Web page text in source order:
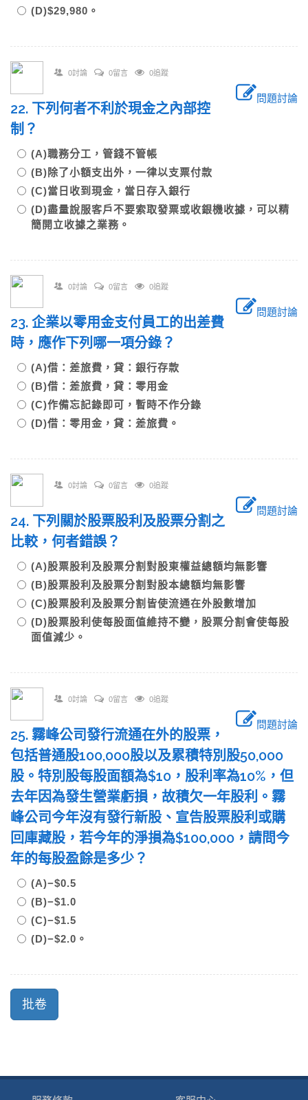
(D)$29,980。
0討論 0留言 0追蹤
問題討論
22. 下列何者不利於現金之內部控
制？
(A)職務分工，管錢不管帳
(B)除了小額支出外，一律以支票付款
(C)當日收到現金，當日存入銀行
(D)盡量說服客戶不要索取發票或收銀機收據，可以精
簡開立收據之業務。
0討論 0留言 0追蹤
問題討論
23. 企業以零用金支付員工的出差費
時，應作下列哪一項分錄？
(A)借：差旅費，貸：銀行存款
(B)借：差旅費，貸：零用金
(C)作備忘記錄即可，暫時不作分錄
(D)借：零用金，貸：差旅費。
0討論 0留言 0追蹤
問題討論
24. 下列關於股票股利及股票分割之
比較，何者錯誤？
(A)股票股利及股票分割對股東權益總額均無影響
(B)股票股利及股票分割對股本總額均無影響
(C)股票股利及股票分割皆使流通在外股數增加
(D)股票股利使每股面值維持不變，股票分割會使每股
面值減少。
0討論 0留言 0追蹤
問題討論
25. 霧峰公司發行流通在外的股票，
包括普通股100,000股以及累積特別股50,000
股。特別股每股面額為$10，股利率為10%，但
去年因為發生營業虧損，故積欠一年股利。霧
峰公司今年沒有發行新股、宣告股票股利或購
回庫藏股，若今年的淨損為$100,000，請問今
年的每股盈餘是多少？
(A)−$0.5
(B)−$1.0
(C)−$1.5
(D)−$2.0。